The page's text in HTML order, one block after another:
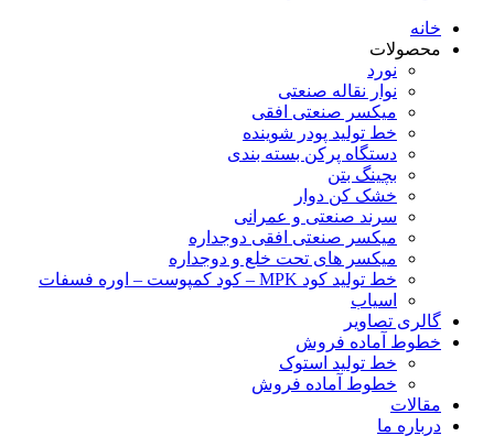
خانه
محصولات
نورد
نوار نقاله صنعتی
ميكسر صنعتی افقی
خط تولید پودر شوينده
دستگاه پرکن بسته بندی
بچينگ بتن
خشک کن دوار
سرند صنعتی و عمرانی
میکسر صنعتی افقی دوجداره
میکسر های تحت خلع و دوجداره
خط تولید کود MPK – کود کمپوست – اوره فسفات
اسیاب
گالری تصاویر
خطوط آماده فروش
خط تولید استوک
خطوط آماده فروش
مقالات
درباره ما